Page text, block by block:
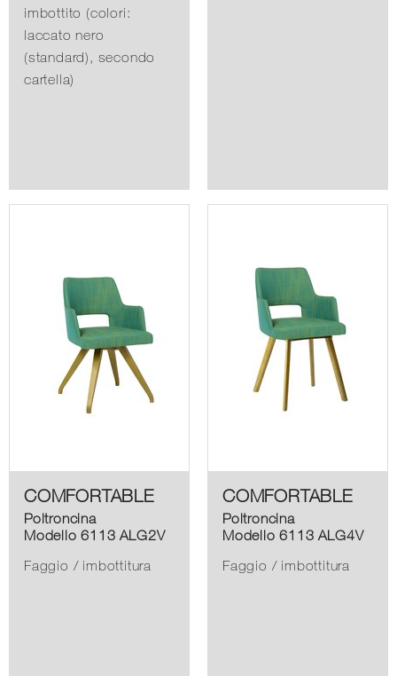
imbottito (colori:
laccato nero
(standard), secondo
cartella)
COMFORTABLE
Poltroncina
Modello 6113 ALG2V
Faggio / imbottitura
COMFORTABLE
Poltroncina
Modello 6113 ALG4V
Faggio / imbottitura